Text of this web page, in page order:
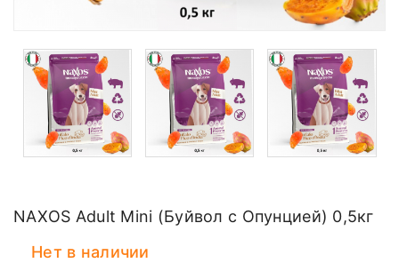
NAXOS Adult Mini (Буйвол с Опунцией) 0,5кг
Нет в наличии